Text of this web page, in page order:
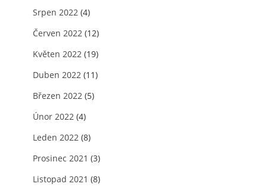
Srpen 2022 (4)
Červen 2022 (12)
Květen 2022 (19)
Duben 2022 (11)
Březen 2022 (5)
Únor 2022 (4)
Leden 2022 (8)
Prosinec 2021 (3)
Listopad 2021 (8)